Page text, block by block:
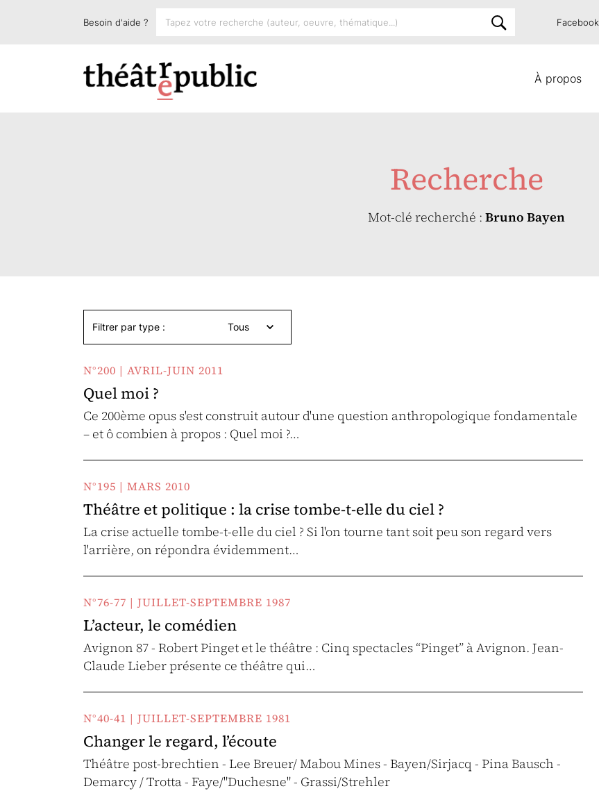
À propos
Besoin d'aide ? Facebook
Recherche
Mot-clé recherché : Bruno Bayen
Filtrer par type : Tous
N°200 | AVRIL-JUIN 2011
Quel moi ?
Ce 200ème opus s'est construit autour d'une question anthropologique fondamentale
– et ô combien à propos : Quel moi ?…
N°195 | MARS 2010
Théâtre et politique : la crise tombe-t-elle du ciel ?
La crise actuelle tombe-t-elle du ciel ? Si l'on tourne tant soit peu son regard vers
l'arrière, on répondra évidemment…
N°76-77 | JUILLET-SEPTEMBRE 1987
L’acteur, le comédien
Avignon 87 - Robert Pinget et le théâtre : Cinq spectacles “Pinget” à Avignon. Jean-
Claude Lieber présente ce théâtre qui…
N°40-41 | JUILLET-SEPTEMBRE 1981
Changer le regard, l’écoute
Théâtre post-brechtien - Lee Breuer/ Mabou Mines - Bayen/Sirjacq - Pina Bausch -
Demarcy / Trotta - Faye/"Duchesne" - Grassi/Strehler